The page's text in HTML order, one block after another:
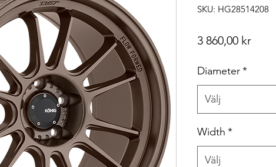
SKU: HG28514208
3 860,00 krPris
Diameter*
Välj
Width *
Välj